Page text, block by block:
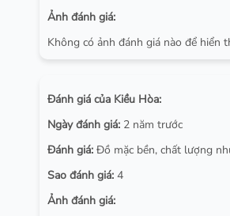
Ảnh đánh giá:
Không có ảnh đánh giá nào để hiển
Đánh giá của Kiều Hòa:
Ngày đánh giá: 2 năm trước
Đánh giá: Đồ mặc bền, chất lượng
Sao đánh giá: 4
Ảnh đánh giá: